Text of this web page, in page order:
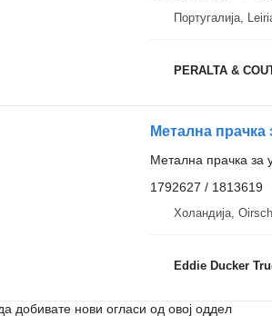
Португалија,
PERALTA &
Метална прачка
Метална прачка за
1792627 / 1813619
Холандија,
Eddie Ducker
добивате нови огласи од овој оддел